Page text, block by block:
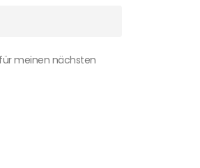
meinen nächsten